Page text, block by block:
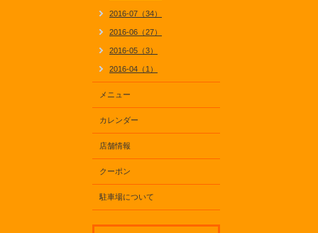
2016-07（34）
2016-06（27）
2016-05（3）
2016-04（1）
メニュー
カレンダー
店舗情報
クーポン
駐車場について